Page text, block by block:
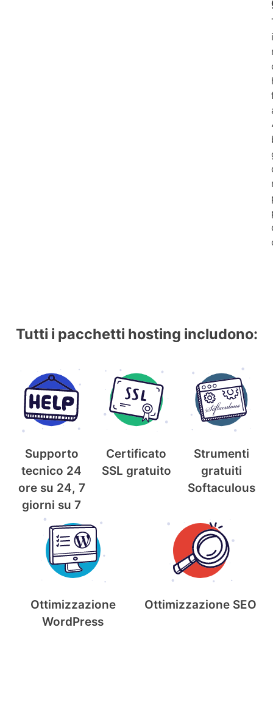
i
Tutti i pacchetti hosting includono:
Supporto
tecnico 24
ore su 24, 7
giorni su 7
Certificato
SSL gratuito
Strumenti
gratuiti
Softaculous
Ottimizzazione
WordPress
Ottimizzazione SEO